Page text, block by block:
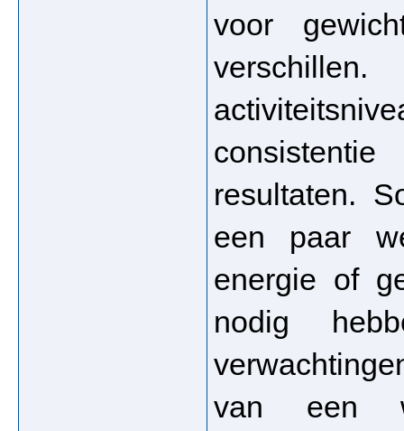
voor
resultaten.
een paar
energie of
nodig
van een